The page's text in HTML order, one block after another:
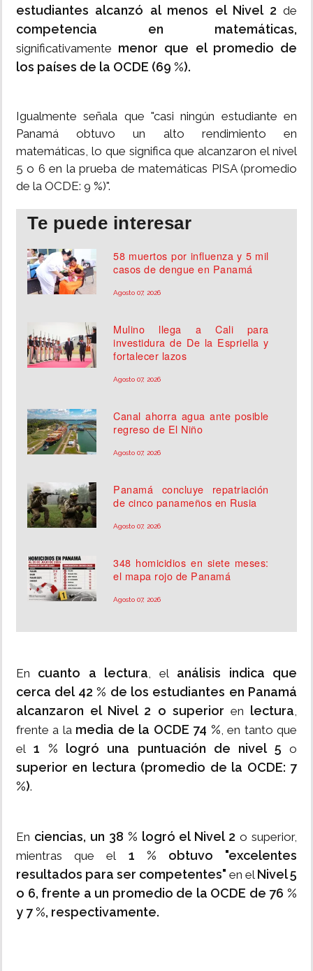
estudiantes alcanzó al menos el Nivel 2 de
competencia en matemáticas,
significativamente menor que el promedio de
los países de la OCDE (69 %).
Igualmente señala que "casi ningún estudiante en
Panamá obtuvo un alto rendimiento en
matemáticas, lo que significa que alcanzaron el nivel
5 o 6 en la prueba de matemáticas PISA (promedio
de la OCDE: 9 %)".
Te puede interesar
58 muertos por influenza y 5 mil
casos de dengue en Panamá
Agosto 07, 2026
Mulino llega a Cali para
investidura de De la Espriella y
fortalecer lazos
Agosto 07, 2026
Canal ahorra agua ante posible
regreso de El Niño
Agosto 07, 2026
Panamá concluye repatriación
de cinco panameños en Rusia
Agosto 07, 2026
348 homicidios en siete meses:
el mapa rojo de Panamá
Agosto 07, 2026
En cuanto a lectura, el análisis indica que
cerca del 42 % de los estudiantes en Panamá
alcanzaron el Nivel 2 o superior en lectura,
frente a la media de la OCDE 74 %, en tanto que
el 1 % logró una puntuación de nivel 5 o
superior en lectura (promedio de la OCDE: 7
%).
En ciencias, un 38 % logró el Nivel 2 o superior,
mientras que el 1 % obtuvo "excelentes
resultados para ser competentes" en el Nivel 5
o 6, frente a un promedio de la OCDE de 76 %
y 7 %, respectivamente.